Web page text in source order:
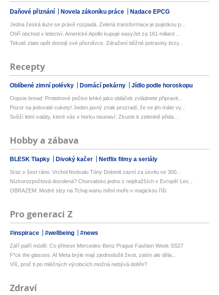
Daňové přiznání Novela zákoníku práce Nadace EPCG
Jedna česká iluze se právě rozpadá. Zelená transformace je pojistkou p...
Obří obchod v letectví. Americké Apollo kupuje easyJet za 161 miliard ...
Tekuté zlato opět dostojí své přezdívce. Zdražení běžné potraviny brzy...
Recepty
Oblíbené zimní polévky Domácí pekárny Jídlo podle horoskopu
Oopsie bread: Proteinové pečivo lehké jako obláček zvládnete připravit...
Pozor na jedovaté cukety! Jeden jasný znak prozradí, že se jim máte vy...
Svěží letní saláty, které vás v horku neunaví: Zkuste k zelenině přida...
Hobby a zábava
BLESK Tlapky Divoký kačer Netflix filmy a seriály
Sraz v šest ráno. Vrchol festivalu Tóny Dolomit zazní za úsvitu ve 300...
Nízkorozpočtová dovolená? Chorvatsko jedno z nejdražších v Evropě! Lev...
OBRAZEM: Modré slzy na Tchaj-wanu mění moře v magickou říši
Pro generaci Z
#inspirace #wellbeing #news
Září patří módě: Co přinese Mercedes-Benz Prague Fashion Week SS27
F*ck the glasses: AI Meta brýle mají zjednodušit život, zatím ale děla...
Víš, proč ti po mléčných výrobcích možná nebývá dobře?
Zdraví